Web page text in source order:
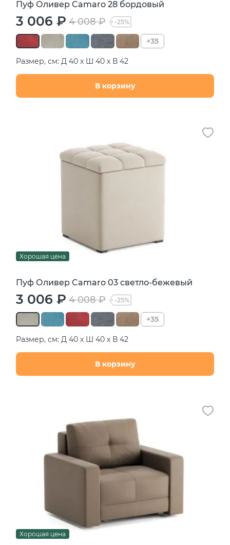
Пуф Оливер Camaro 28 бордовый
3 006 ₽ 4 008 ₽ -25%
+35
Размер, см: Д 40 х Ш 40 х В 42
В корзину
Хорошая цена
Пуф Оливер Camaro 03 светло-бежевый
3 006 ₽ 4 008 ₽ -25%
+35
Размер, см: Д 40 х Ш 40 х В 42
В корзину
Хорошая цена